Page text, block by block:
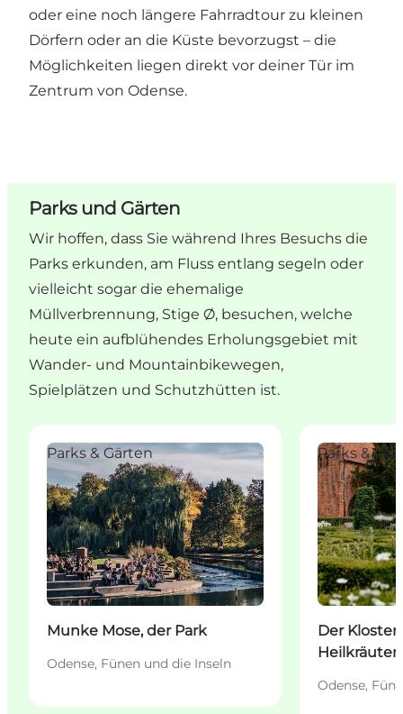
oder eine noch längere Fahrradtour zu kleinen
Dörfern oder an die Küste bevorzugst – die
Möglichkeiten liegen direkt vor deiner Tür im
Zentrum von Odense.
Parks und Gärten
Wir hoffen, dass Sie während Ihres Besuchs die
Parks erkunden, am Fluss entlang segeln oder
vielleicht sogar die ehemalige
Müllverbrennung, Stige Ø, besuchen, welche
heute ein aufblühendes Erholungsgebiet mit
Wander- und Mountainbikewegen,
Spielplätzen und Schutzhütten ist.
Munke Mose, der Park
Parks & Gärten
Munke Mose, der Park
Odense, Fünen und die Inseln
Der
Parks &
Der
Heilkräuter
Odense,